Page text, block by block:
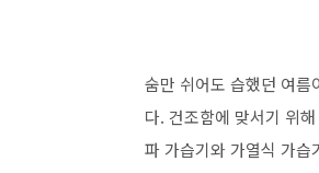
숨만 쉬어도 습했던 여름
다. 건조함에 맞서기 위
파 가습기와 가열식 가